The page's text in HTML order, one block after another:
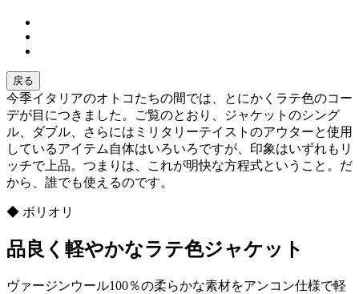
戻る
今季イタリアのオトコたちの間では、とにかくラテ色のコー
デが目につきました。ご覧のとおり、ジャケットのシング
ル、ダブル、さらにはミリタリーテイストのアウターと使用
しているアイテム自体はいろいろですが、印象はいずれもリ
ッチで上品。つまりは、これが明快な方程式ということ。だ
から、誰でも使えるのです。
◆ ボリオリ
品良く軽やかなラテ色ジャケット
ヴァージンウール100％の柔らかな素材をアンコン仕様で軽